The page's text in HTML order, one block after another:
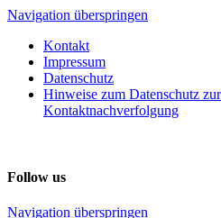
Navigation überspringen
Kontakt
Impressum
Datenschutz
Hinweise zum Datenschutz
Kontaktnachverfolgung
Follow us
Navigation überspringen